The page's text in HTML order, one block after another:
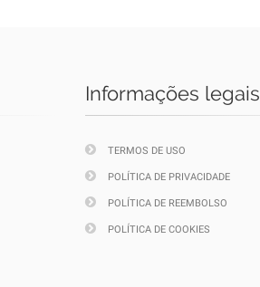
Informações legais
TERMOS DE USO
POLÍTICA DE PRIVACIDADE
POLÍTICA DE REEMBOLSO
POLÍTICA DE COOKIES